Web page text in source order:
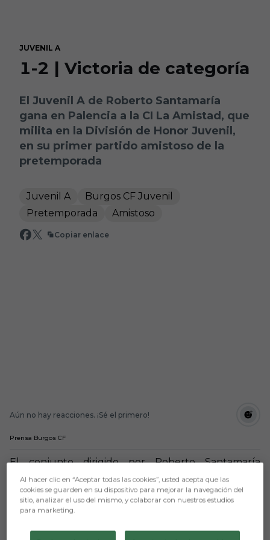
JUVENIL A
1-2 | Victoria de categoría
El Juvenil A de Roberto Santamaría
gana en Palencia a la CI La Amistad, que
milita en la División de Honor Juvenil,
en su primer partido amistoso de la
pretemporada
Juvenil A
Burgos CF Juvenil
Pretemporada
Amistoso
Copiar enlace
Aún no hay reacciones. ¡Sé el primero!
Prensa Burgos CF
El conjunto dirigido por Roberto Santamaría
pretemporada para asaltar los Campos de Fútbol de
la CIA en una tarde que prometía buen fútbol y,
sobre todo, calor.
llevar la iniciativa del juego contra una CI La Amistad
Al hacer clic en “Aceptar todas las cookies”, usted acepta que las
cookies se guarden en su dispositivo para mejorar la navegación del
sitio, analizar el uso del mismo, y colaborar con nuestros estudios
para marketing.